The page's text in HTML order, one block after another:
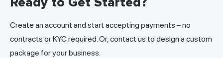
Create an account and start accepting payments – no
contracts or KYC required. Or, contact us to design a custom
package for your business.